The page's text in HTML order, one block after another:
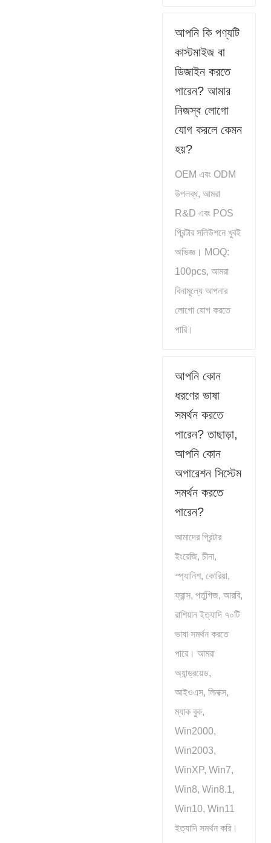
আপনি কি পণ্যটি
কাস্টমাইজ বা
ডিজাইন করতে
পারেন? আমার
নিজস্ব লোগো
যোগ করলে কেমন
হয়?
OEM এবং ODM
উপলব্ধ, আমরা
R&D এবং POS
প্রিন্টার সলিউশনে খুবই
অভিজ্ঞ। MOQ:
100pcs, আমরা
বিনামূল্যে আপনার
লোগো যোগ করতে
পারি।
আপনি কোন
ধরণের ভাষা
সমর্থন করতে
পারেন? তাছাড়া,
আপনি কোন
অপারেশন সিস্টেম
সমর্থন করতে
পারেন?
আমাদের প্রিন্টার
ইংরেজি, চীনা,
স্প্যানিশ, কোরিয়া,
ফ্রান্স, পর্তুগিজ, আরবি,
রাশিয়ান ইত্যাদি ৭০টি
ভাষা সমর্থন করতে
পারে। আমরা
অ্যান্ড্রয়েড,
আইওএস, লিনাক্স,
ম্যাক বুক,
Win2000,
Win2003,
WinXP, Win7,
Win8, Win8.1,
Win10, Win11
ইত্যাদি সমর্থন করি।